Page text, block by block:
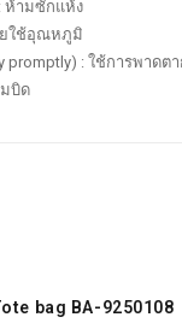
ห้ามซักแห้ง
ยใช้อุณหภูมิ
promptly) : ใช้การพาดต
มบิด
SHOP NOW
bag BA-9250108